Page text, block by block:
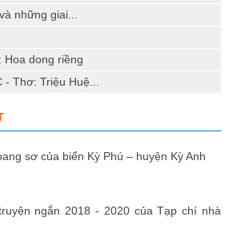
những giai...
Hoa dong riềng
Thơ: Triệu Huệ...
sơ của biển Kỳ Phú – huyện Kỳ Anh
ngắn 2018 - 2020 của Tạp chí nhà